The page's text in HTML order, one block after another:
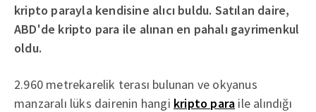
kripto parayla kendisine alıcı buldu. Satılan daire,
ABD'de kripto para ile alınan en pahalı gayrimenkul
oldu.
2.960 metrekarelik terası bulunan ve okyanus
manzaralı lüks dairenin hangi kripto para ile alındığı